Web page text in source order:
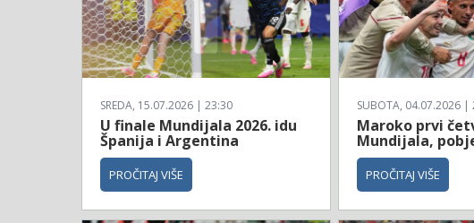
SREDA, 15.07.2026 | 23:30
U finale Mundijala 2026. idu
Španija i Argentina
PROČITAJ VIŠE
SUBOTA, 04.07.2026 |
Maroko prvi
Mundijala,
PROČITAJ VIŠE